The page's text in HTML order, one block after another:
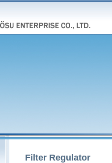
Filter Regulator